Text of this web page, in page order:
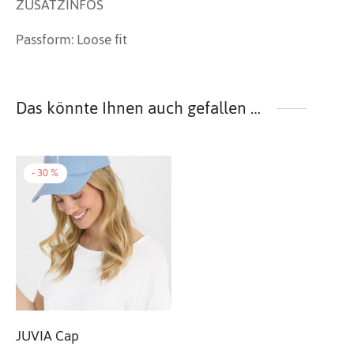
Passform:Loose fit
Das könnte Ihnen auch gefallen …
-30%
JUVIA Cap